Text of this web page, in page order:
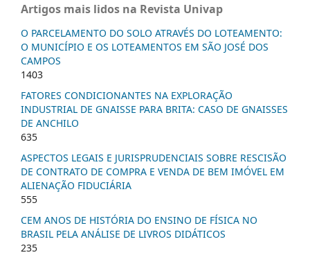
Artigos mais lidos na Revista Univap
O PARCELAMENTO DO SOLO ATRAVÉS DO LOTEAMENTO:
O MUNICÍPIO E OS LOTEAMENTOS EM SÃO JOSÉ DOS
CAMPOS
1403
FATORES CONDICIONANTES NA EXPLORAÇÃO
INDUSTRIAL DE GNAISSE PARA BRITA: CASO DE GNAISSES
DE ANCHILO
635
ASPECTOS LEGAIS E JURISPRUDENCIAIS SOBRE RESCISÃO
DE CONTRATO DE COMPRA E VENDA DE BEM IMÓVEL EM
ALIENAÇÃO FIDUCIÁRIA
555
CEM ANOS DE HISTÓRIA DO ENSINO DE FÍSICA NO
BRASIL PELA ANÁLISE DE LIVROS DIDÁTICOS
235